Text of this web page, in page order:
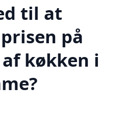
til at
på
køkken i